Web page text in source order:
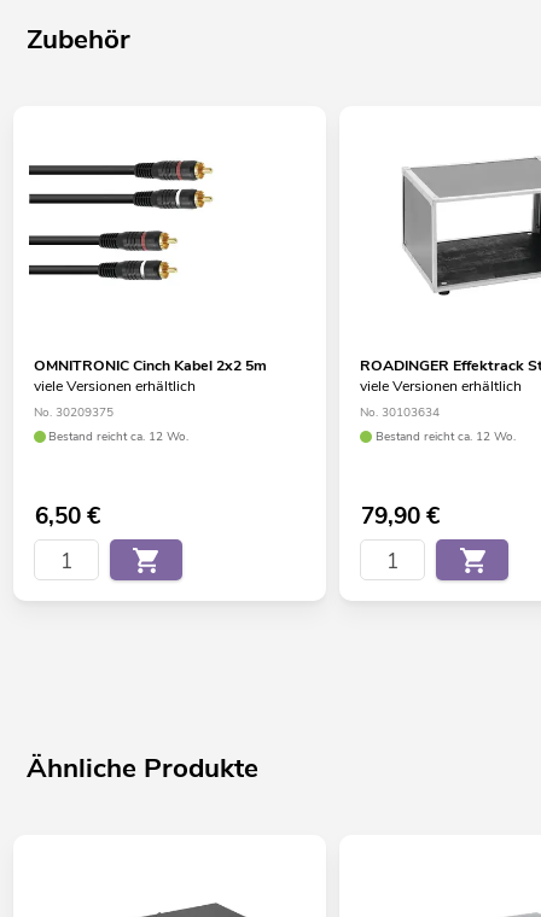
Zubehör
OMNITRONIC Cinch Kabel 2x2 5m
viele Versionen erhältlich
No. 30209375
Bestand reicht ca. 12 Wo.
6,50€
ROADINGER Effektrack
viele Versionen erhältlich
No. 30103634
Bestand reicht ca. 12 Wo.
79,90€
Ähnliche Produkte